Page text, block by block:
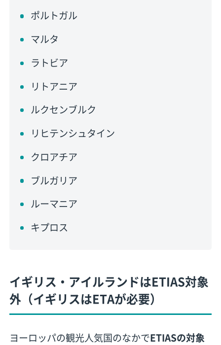
ポルトガル
マルタ
ラトビア
リトアニア
ルクセンブルク
リヒテンシュタイン
クロアチア
ブルガリア
ルーマニア
キプロス
イギリス・アイルランドはETIAS対象
外（イギリスはETAが必要）
ヨーロッパの観光人気国のなかでETIASの対象